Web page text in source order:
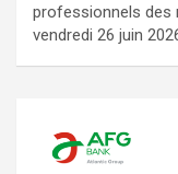
professionnels des
vendredi 26 juin